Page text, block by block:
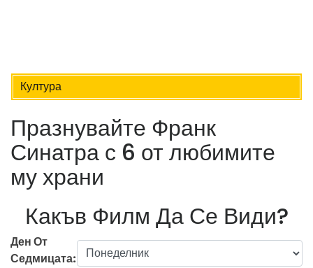
Култура
Празнувайте Франк
Синатра с 6 от любимите
му храни
Какъв Филм Да Се Види?
Ден От
Седмицата: